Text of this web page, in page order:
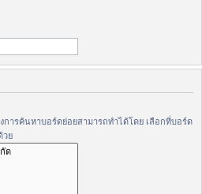
ารค้นหาบอร์ดย่อยสามารถทำได้โดย เลือกที่บอร์ด
วย